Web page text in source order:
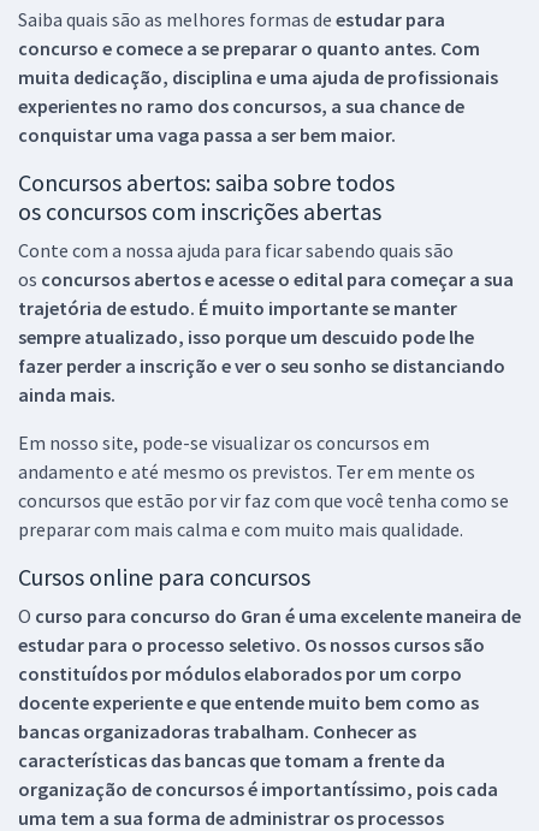
Saiba quais são as melhores formas de estudar para
concurso e comece a se preparar o quanto antes. Com
muita dedicação, disciplina e uma ajuda de profissionais
experientes no ramo dos concursos, a sua chance de
conquistar uma vaga passa a ser bem maior.
Concursos abertos: saiba sobre todos
os concursos com inscrições abertas
Conte com a nossa ajuda para ficar sabendo quais são
os concursos abertos e acesse o edital para começar a sua
trajetória de estudo. É muito importante se manter
sempre atualizado, isso porque um descuido pode lhe
fazer perder a inscrição e ver o seu sonho se distanciando
ainda mais.
Em nosso site, pode-se visualizar os concursos em
andamento e até mesmo os previstos. Ter em mente os
concursos que estão por vir faz com que você tenha como se
preparar com mais calma e com muito mais qualidade.
Cursos online para concursos
O curso para concurso do Gran é uma excelente maneira de
estudar para o processo seletivo. Os nossos cursos são
constituídos por módulos elaborados por um corpo
docente experiente e que entende muito bem como as
bancas organizadoras trabalham. Conhecer as
características das bancas que tomam a frente da
organização de concursos é importantíssimo, pois cada
uma tem a sua forma de administrar os processos